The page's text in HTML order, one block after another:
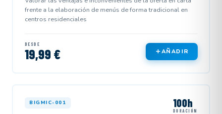
frente a la elaboración de menús de forma tradicional en
centros residenciales
DESDE
19,99 € AÑADIR
BIGMIC-001 100h
DURACIÓN